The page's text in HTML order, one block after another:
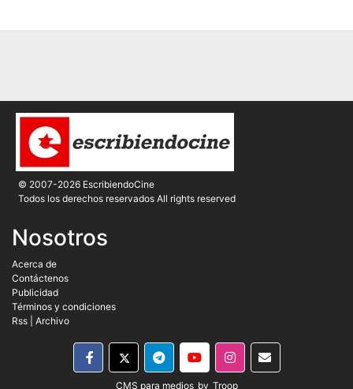
© 2007-2026 EscribiendoCine
Todos los derechos reservados All rights reserved
Nosotros
Acerca de
Contáctenos
Publicidad
Términos y condiciones
Rss
Archivo
CMS para medios by Troop